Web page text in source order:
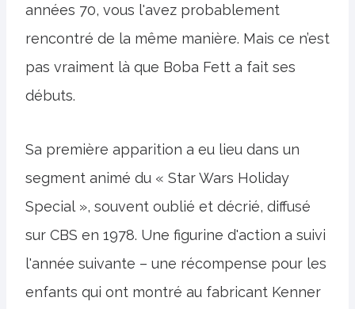
années 70, vous l'avez probablement
rencontré de la même manière. Mais ce n’est
pas vraiment là que Boba Fett a fait ses
débuts.
Sa première apparition a eu lieu dans un
segment animé du « Star Wars Holiday
Special », souvent oublié et décrié, diffusé
sur CBS en 1978. Une figurine d'action a suivi
l'année suivante – une récompense pour les
enfants qui ont montré au fabricant Kenner